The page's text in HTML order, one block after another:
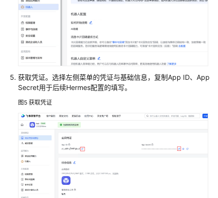
载
通
用
参
产
品
语
责
任
共
担
获取凭证。选择左侧菜单的凭证与基础信息，复制App ID、App
Secret用于后续Hermes配置的填写。
图5 获取凭证